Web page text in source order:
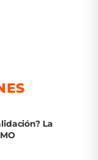
La